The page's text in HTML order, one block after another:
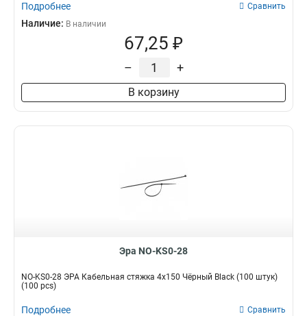
Подробнее Сравнить
Наличие: В наличии
67,25 ₽
– +
В корзину
Эра NO-KS0-28
NO-KS0-28 ЭРА Кабельная стяжка 4х150 Чёрный Black (100 штук)
(100 pcs)
Подробнее Сравнить